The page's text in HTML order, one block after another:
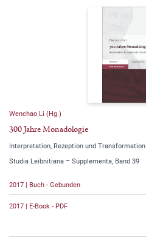
Wenchao Li (Hg.)
300 Jahre Monadologie
Interpretation, Rezeption und Transformation
Studia Leibnitiana – Supplementa, Band 39
2017 | Buch - Gebunden
2017 | E-Book - PDF